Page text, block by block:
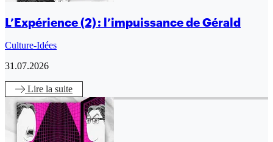
L’Expérience (2) : l’impuissance de Gérald
Culture-Idées
31.07.2026
Lire la suite